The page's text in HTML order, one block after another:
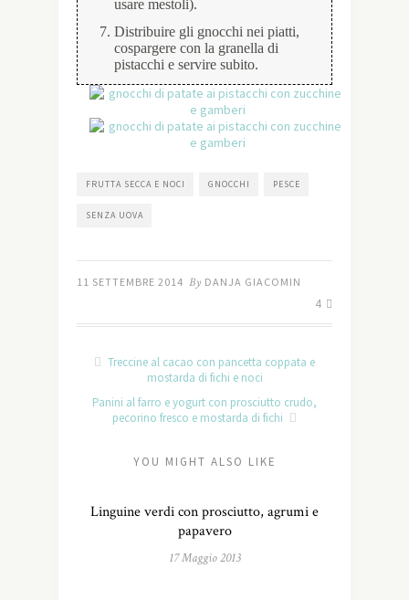
usare mestoli).
Distribuire gli gnocchi nei piatti,
cospargere con la granella di
pistacchi e servire subito.
FRUTTA SECCA E NOCI GNOCCHI PESCE
SENZA UOVA
11 SETTEMBRE 2014 By DANJA GIACOMIN
4
Treccine al cacao con pancetta coppata e
mostarda di fichi e noci
Panini al farro e yogurt con prosciutto crudo,
pecorino fresco e mostarda di fichi
YOU MIGHT ALSO LIKE
Linguine verdi con prosciutto, agrumi e
papavero
17 Maggio 2013